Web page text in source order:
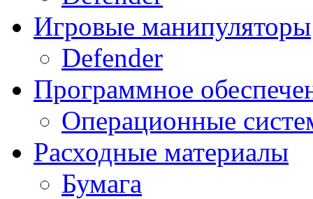
Игровые манипуляторы
Defender
Программное
Операционные
Расходные материалы
Бумага